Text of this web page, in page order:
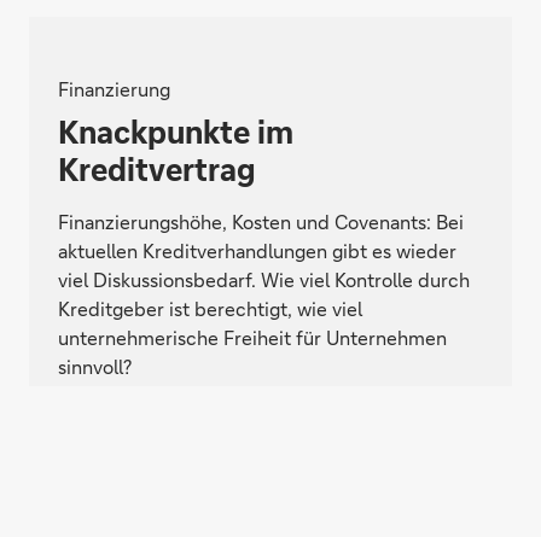
Finanzierung
Knackpunkte im
Kreditvertrag
Finanzierungshöhe, Kosten und Covenants: Bei
aktuellen Kreditverhandlungen gibt es wieder
viel Diskussionsbedarf. Wie viel Kontrolle durch
Kreditgeber ist berechtigt, wie viel
unternehmerische Freiheit für Unternehmen
sinnvoll?